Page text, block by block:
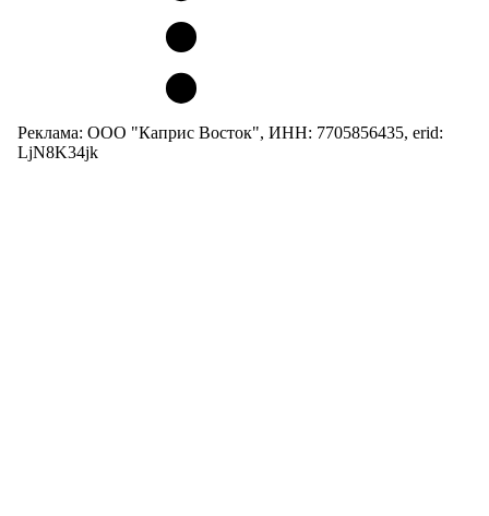
Реклама: ООО "Каприс Восток", ИНН: 7705856435, erid:
LjN8K34jk